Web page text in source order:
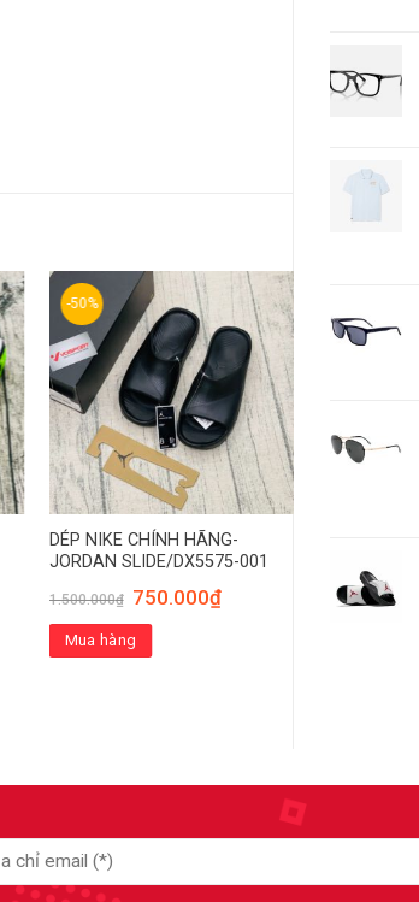
-50%
DÉP NIKE CHÍNH HÃNG-
JORDAN SLIDE/DX5575-001
1.500.000₫ 750.000₫
Mua hàng